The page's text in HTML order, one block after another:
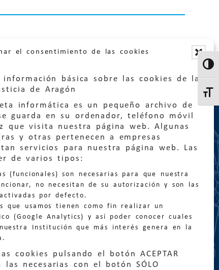
el consentimiento de las cookies
información básica sobre las cookies de la
de Aragón
informática es un pequeño archivo de
guarda en su ordenador, teléfono móvil
que visita nuestra página web. Algunas
y otras pertenecen a empresas
servicios para nuestra página web. Las
de varios tipos:
(funcionales) son necesarias para que nuestra
no necesitan de su autorización y son las
por defecto.
que usamos tienen como fin realizar un
(Google Analytics) y así poder conocer cuales
Institución que más interés genera en la
cookies pulsando el botón ACEPTAR
las necesarias con el botón SÓLO
general:
900 210 210/ 976 399 354